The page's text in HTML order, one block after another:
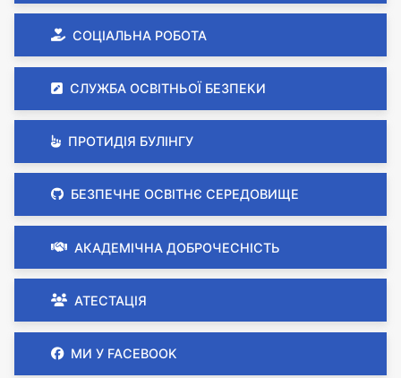
СОЦІАЛЬНА РОБОТА
СЛУЖБА ОСВІТНЬОЇ БЕЗПЕКИ
ПРОТИДІЯ БУЛІНГУ
БЕЗПЕЧНЕ ОСВІТНЄ СЕРЕДОВИЩЕ
АКАДЕМІЧНА ДОБРОЧЕСНІСТЬ
АТЕСТАЦІЯ
МИ У FACEBOOK